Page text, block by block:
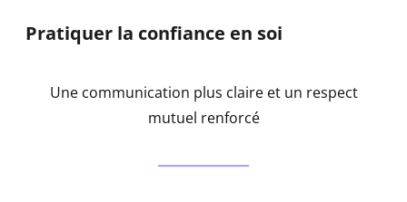
Pratiquer la confiance en soi
Une communication plus claire et un respect
mutuel renforcé